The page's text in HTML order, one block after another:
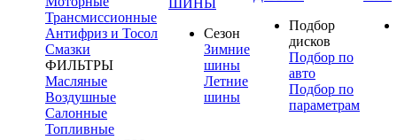
Трансмиссионные
Антифриз и Тосол
Смазки
ФИЛЬТРЫ
Масляные
Воздушные
Салонные
Топливные
Сезон
Зимние
шины
Летние
шины
Подбор
дисков
Подбор по
авто
Подбор по
параметрам